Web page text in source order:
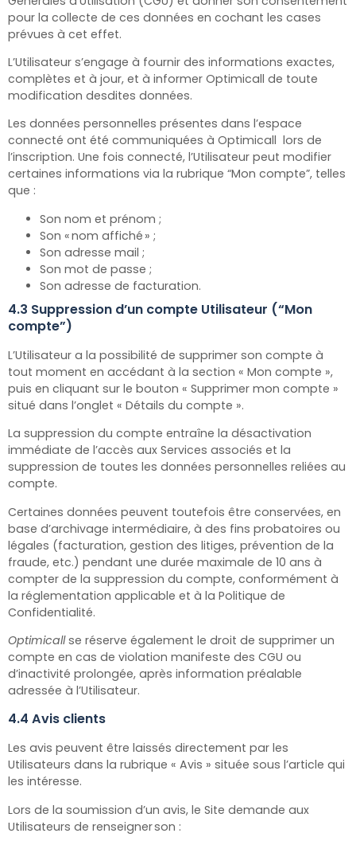
pour la collecte de ces données en cochant les cases
prévues à cet effet.
L’Utilisateur s’engage à fournir des informations exactes,
complètes et à jour, et à informer Optimicall de toute
modification desdites données.
Les données personnelles présentes dans l’espace
connecté ont été communiquées à Optimicall lors de
l’inscription. Une fois connecté, l’Utilisateur peut modifier
certaines informations via la rubrique “Mon compte”, telles
que :
Son nom et prénom ;
Son « nom affiché » ;
Son adresse mail ;
Son mot de passe ;
Son adresse de facturation.
4.3 Suppression d’un compte Utilisateur (“Mon
compte”)
L’Utilisateur a la possibilité de supprimer son compte à
tout moment en accédant à la section « Mon compte »,
puis en cliquant sur le bouton « Supprimer mon compte »
situé dans l’onglet « Détails du compte ».
La suppression du compte entraîne la désactivation
immédiate de l’accès aux Services associés et la
suppression de toutes les données personnelles reliées au
compte.
Certaines données peuvent toutefois être conservées, en
base d’archivage intermédiaire, à des fins probatoires ou
légales (facturation, gestion des litiges, prévention de la
fraude, etc.) pendant une durée maximale de 10 ans à
compter de la suppression du compte, conformément à
la réglementation applicable et à la Politique de
Confidentialité.
Optimicallse réserve également le droit de supprimer un
compte en cas de violation manifeste des CGU ou
d’inactivité prolongée, après information préalable
adressée à l’Utilisateur.
4.4 Avis clients
Les avis peuvent être laissés directement par les
Utilisateurs dans la rubrique « Avis » située sous l’article qui
les intéresse.
Lors de la soumission d’un avis, le Site demande aux
Utilisateurs de renseigner son :